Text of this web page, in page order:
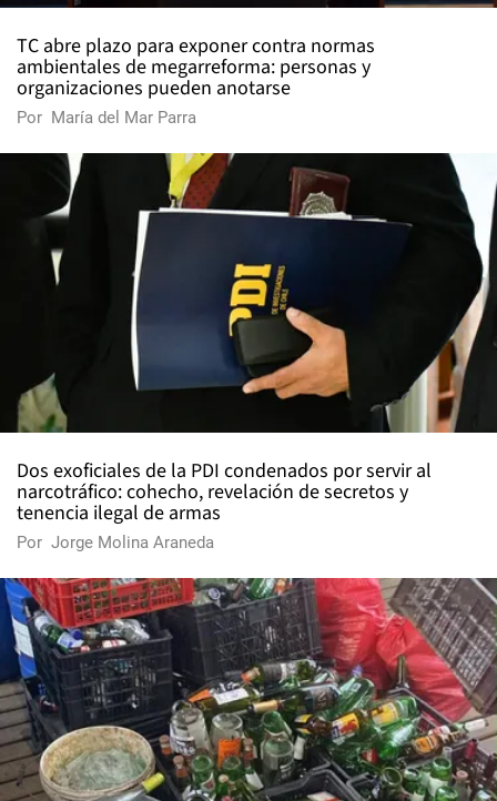
TC abre plazo para exponer contra normas
ambientales de megarreforma: personas y
organizaciones pueden anotarse
Por María del Mar Parra
Dos exoficiales de la PDI condenados por servir al
narcotráfico: cohecho, revelación de secretos y
tenencia ilegal de armas
Por Jorge Molina Araneda